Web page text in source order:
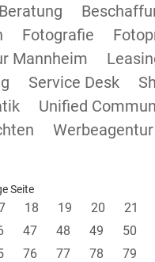
Beratung
Fotografie
Mannheim
Service Desk
Unified
Seite
18 19 20 21
47 48 49 50
76 77 78 79